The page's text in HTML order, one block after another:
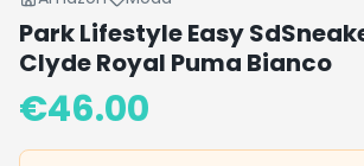
Park Lifestyle Easy
Clyde Royal Puma Bianco
€46.00